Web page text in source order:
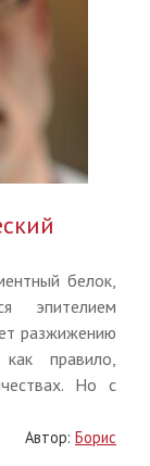
белок,
эпителием
разжижению
правило,
Но с
Автор: Борис